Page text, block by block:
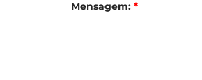
Mensagem: *